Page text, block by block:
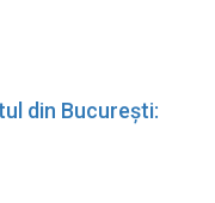
din București: